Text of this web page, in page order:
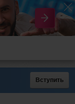
Вступить